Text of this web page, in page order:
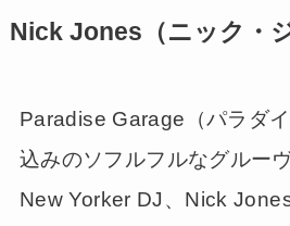
Nick Jones（ニック・
Paradise Garage（パラダ
込みのソフルフルなグルー
New Yorker DJ、Nick